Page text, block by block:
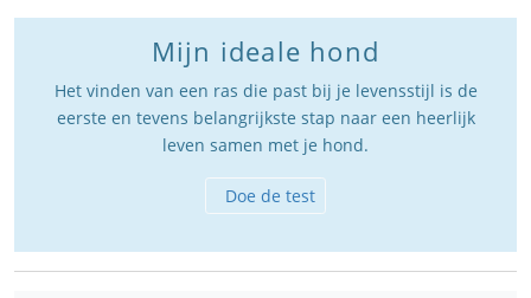
Mijn ideale hond
Het vinden van een ras die past bij je levensstijl is de
eerste en tevens belangrijkste stap naar een heerlijk
leven samen met je hond.
Doe de test